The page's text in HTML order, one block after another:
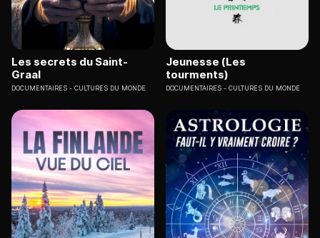
Les secrets du Saint-
Graal
DOCUMENTAIRES CULTURES DU MONDE
Jeunesse (Les
tourments)
DOCUMENTAIRES CULTURES DU MONDE